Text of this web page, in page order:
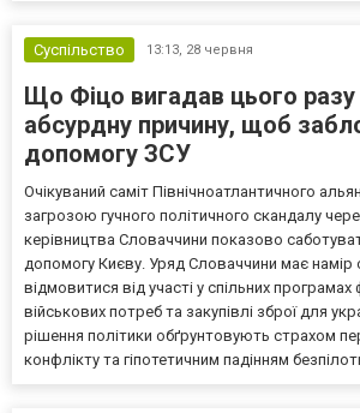
Суспільство 13:13, 28 червня
Що Фіцо вигадав цього разу
абсурдну причину, щоб
допомогу ЗСУ
Очікуваний саміт Північноатлантичного
загрозою гучного політичного скандалу
керівництва Словаччини показово
допомогу Києву. Уряд Словаччини має намір
відмовитися від участі у спільних програмах
військових потреб та закупівлі зброї для
рішення політики обґрунтовують страхом
конфлікту та гіпотетичним падінням